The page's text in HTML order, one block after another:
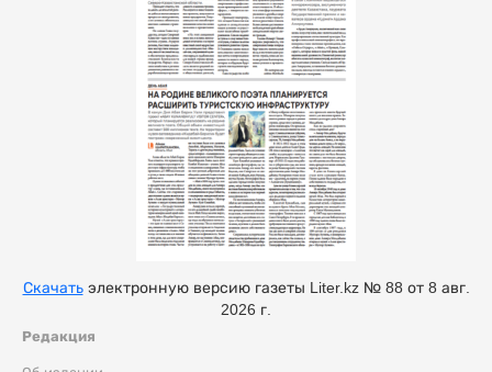
Редакция
Скачатьэлектронную версию газеты Liter.kz № 88 от 8 авг.
2026 г.